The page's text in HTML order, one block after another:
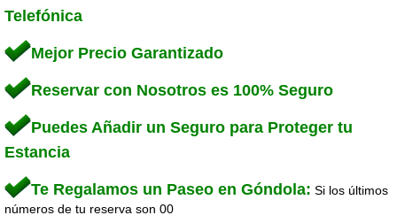
Telefónica
Mejor Precio Garantizado
Reservar con Nosotros es 100% Seguro
Puedes Añadir un Seguro para Proteger tu
Estancia
Te Regalamos un Paseo en Góndola: Si los últimos
números de tu reserva son 00